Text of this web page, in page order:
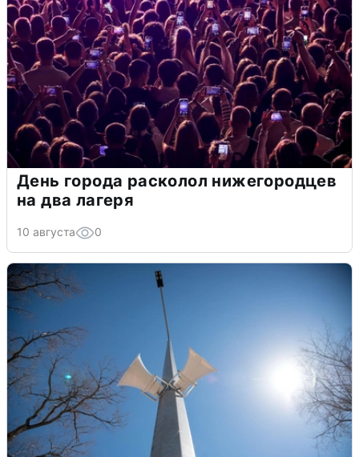
День города расколол нижегородцев
на два лагеря
10 августа 0